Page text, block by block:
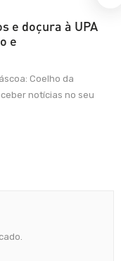
e doçura à UPA
e
Coelho da
notícias no seu